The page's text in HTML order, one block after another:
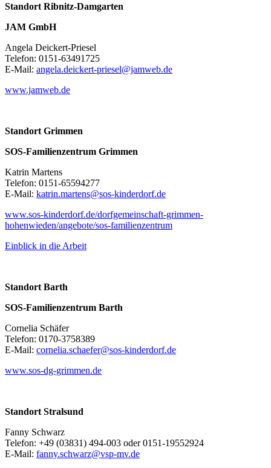
Standort Ribnitz-Damgarten
JAM GmbH
Angela Deickert-Priesel
Telefon: 0151-63491725
E-Mail: angela.deickert-priesel@jamweb.de
www.jamweb.de
Standort Grimmen
SOS-Familienzentrum Grimmen
Katrin Martens
Telefon: 0151-65594277
E-Mail: katrin.martens@sos-kinderdorf.de
www.sos-kinderdorf.de/dorfgemeinschaft-grimmen-
hohenwieden/angebote/sos-familienzentrum
Einblick in die Arbeit
Standort Barth
SOS-Familienzentrum Barth
Cornelia Schäfer
Telefon: 0170-3758389
E-Mail: cornelia.schaefer@sos-kinderdorf.de
www.sos-dg-grimmen.de
Standort Stralsund
Fanny Schwarz
Telefon: +49 (03831) 494-003 oder 0151-19552924
E-Mail: fanny.schwarz@vsp-mv.de